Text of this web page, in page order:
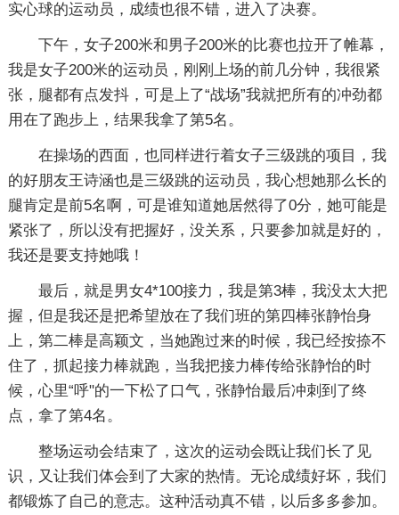
实心球的运动员，成绩也很不错，进入了决赛。
下午，女子200米和男子200米的比赛也拉开了帷幕，
我是女子200米的运动员，刚刚上场的前几分钟，我很紧
张，腿都有点发抖，可是上了“战场”我就把所有的冲劲都
用在了跑步上，结果我拿了第5名。
在操场的西面，也同样进行着女子三级跳的项目，我
的好朋友王诗涵也是三级跳的运动员，我心想她那么长的
腿肯定是前5名啊，可是谁知道她居然得了0分，她可能是
紧张了，所以没有把握好，没关系，只要参加就是好的，
我还是要支持她哦！
最后，就是男女4*100接力，我是第3棒，我没太大把
握，但是我还是把希望放在了我们班的第四棒张静怡身
上，第二棒是高颖文，当她跑过来的时候，我已经按捺不
住了，抓起接力棒就跑，当我把接力棒传给张静怡的时
候，心里“呼"的一下松了口气，张静怡最后冲刺到了终
点，拿了第4名。
整场运动会结束了，这次的运动会既让我们长了见
识，又让我们体会到了大家的热情。无论成绩好坏，我们
都锻炼了自己的意志。这种活动真不错，以后多多参加。